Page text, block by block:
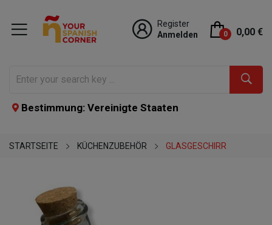
Register
Anmelden
0 0,00 €
Bestimmung: Vereinigte Staaten
STARTSEITE KÜCHENZUBEHÖR GLASGESCHIRR